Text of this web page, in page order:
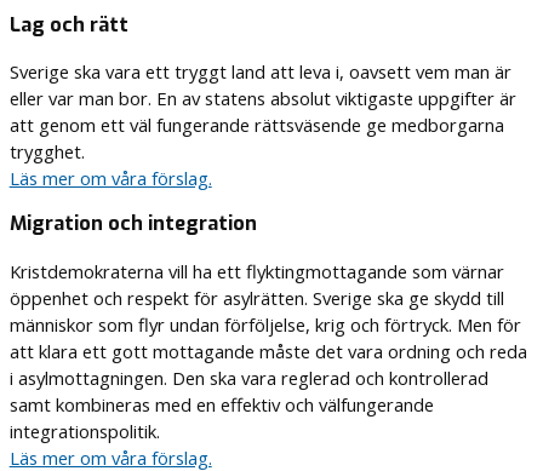
Lag och rätt
Sverige ska vara ett tryggt land att leva i, oavsett vem man är
eller var man bor. En av statens absolut viktigaste uppgifter är
att genom ett väl fungerande rättsväsende ge medborgarna
trygghet.
Läs mer om våra förslag.
Migration och integration
Kristdemokraterna vill ha ett flyktingmottagande som värnar
öppenhet och respekt för asylrätten. Sverige ska ge skydd till
människor som flyr undan förföljelse, krig och förtryck. Men för
att klara ett gott mottagande måste det vara ordning och reda
i asylmottagningen. Den ska vara reglerad och kontrollerad
samt kombineras med en effektiv och välfungerande
integrationspolitik.
Läs mer om våra förslag.